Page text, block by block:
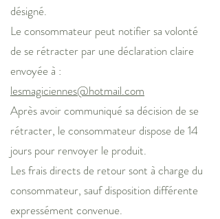
désigné.
Le consommateur peut notifier sa volonté
de se rétracter par une déclaration claire
envoyée à :
lesmagiciennes@hotmail.com
Après avoir communiqué sa décision de se
rétracter, le consommateur dispose de 14
jours pour renvoyer le produit.
Les frais directs de retour sont à charge du
consommateur, sauf disposition différente
expressément convenue.